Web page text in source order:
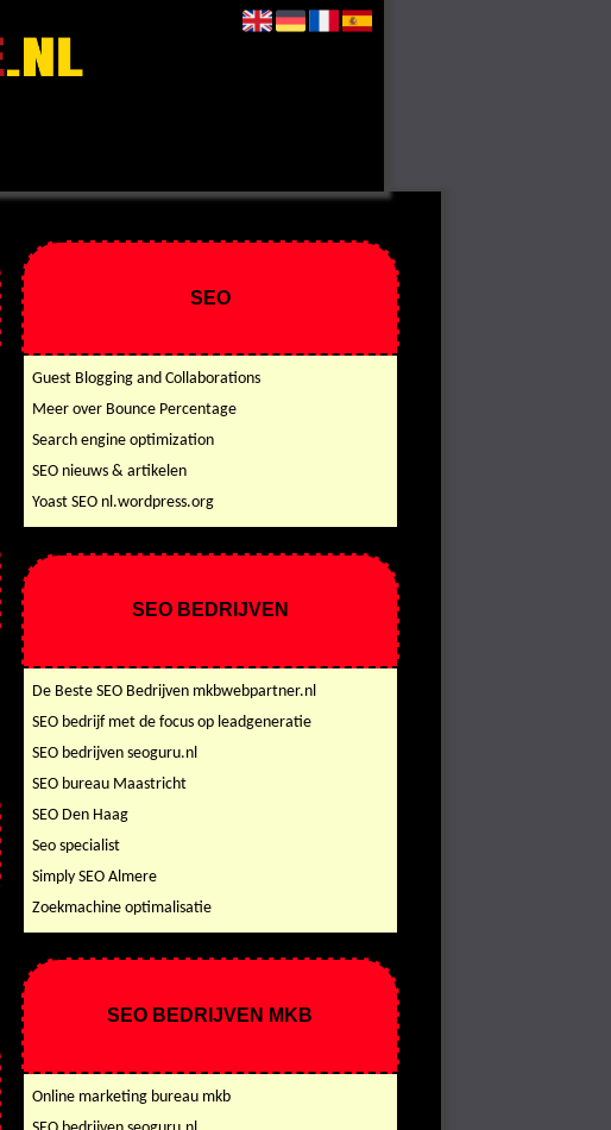
SEO
Guest Blogging and Collaborations
Meer over Bounce Percentage
Search engine optimization
SEO nieuws & artikelen
Yoast SEO nl.wordpress.org
SEO BEDRIJVEN
De Beste SEO Bedrijven mkbwebpartner.nl
SEO bedrijf met de focus op leadgeneratie
SEO bedrijven seoguru.nl
SEO bureau Maastricht
SEO Den Haag
Seo specialist
Simply SEO Almere
Zoekmachine optimalisatie
SEO BEDRIJVEN MKB
Online marketing bureau mkb